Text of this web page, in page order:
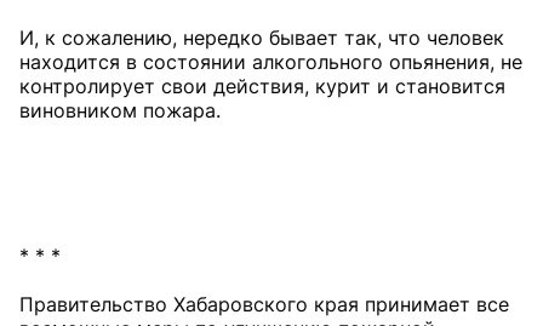
И, к сожалению, нередко бывает так, что человек
находится в состоянии алкогольного опьянения, не
контролирует свои действия, курит и становится
виновником пожара.
* * *
Правительство Хабаровского края принимает все